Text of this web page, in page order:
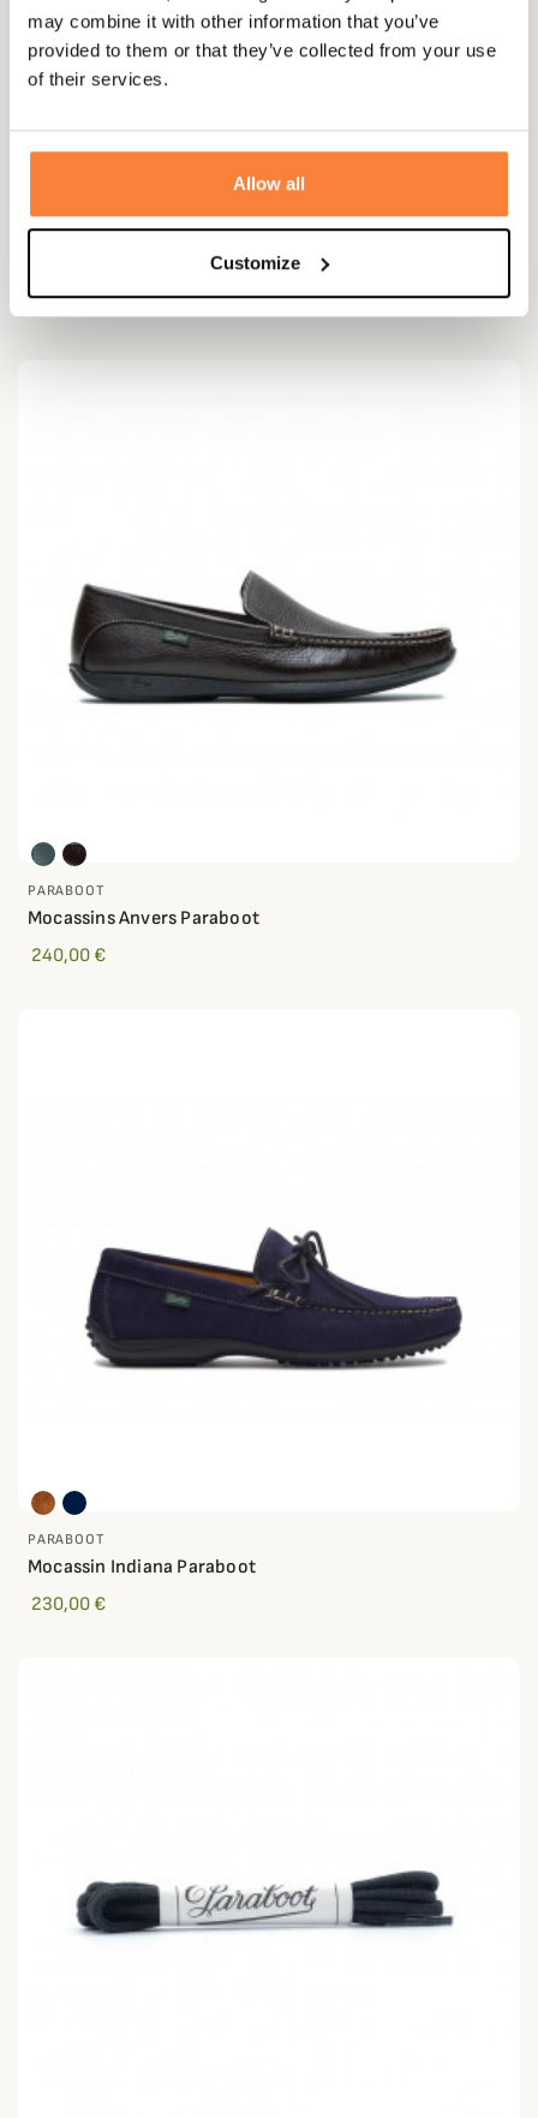
may combine it with other information that you’ve
provided to them or that they’ve collected from your use
of their services.
Allow all
Customize
Mocassins Bahamas Paraboot
240,00 €
PARABOOT
Mocassins Anvers Paraboot
240,00 €
PARABOOT
Mocassin Indiana Paraboot
230,00 €